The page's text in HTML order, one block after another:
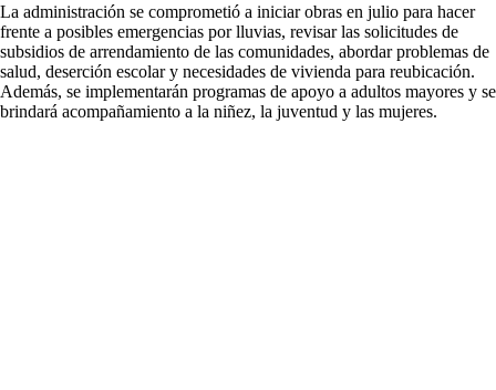
La administración se comprometió a iniciar obras en julio para hacer
frente a posibles emergencias por lluvias, revisar las solicitudes de
subsidios de arrendamiento de las comunidades, abordar problemas de
salud, deserción escolar y necesidades de vivienda para reubicación.
Además, se implementarán programas de apoyo a adultos mayores y se
brindará acompañamiento a la niñez, la juventud y las mujeres.